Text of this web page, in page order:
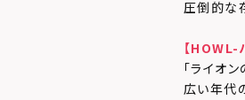
圧倒的な
【HOWL-
「ライオ
広い年代